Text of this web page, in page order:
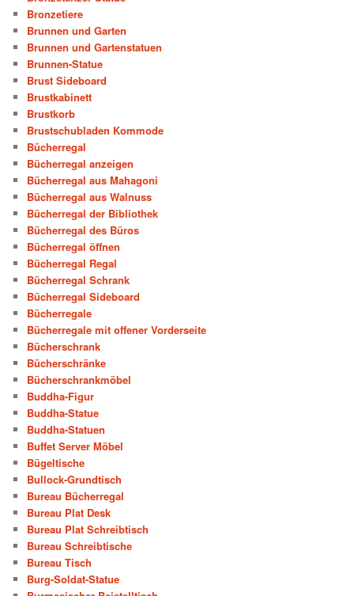
Bronzetiere
Brunnen und Garten
Brunnen und Gartenstatuen
Brunnen-Statue
Brust Sideboard
Brustkabinett
Brustkorb
Brustschubladen Kommode
Bücherregal
Bücherregal anzeigen
Bücherregal aus Mahagoni
Bücherregal aus Walnuss
Bücherregal der Bibliothek
Bücherregal des Büros
Bücherregal öffnen
Bücherregal Regal
Bücherregal Schrank
Bücherregal Sideboard
Bücherregale
Bücherregale mit offener Vorderseite
Bücherschrank
Bücherschränke
Bücherschrankmöbel
Buddha-Figur
Buddha-Statue
Buddha-Statuen
Buffet Server Möbel
Bügeltische
Bullock-Grundtisch
Bureau Bücherregal
Bureau Plat Desk
Bureau Plat Schreibtisch
Bureau Schreibtische
Bureau Tisch
Burg-Soldat-Statue